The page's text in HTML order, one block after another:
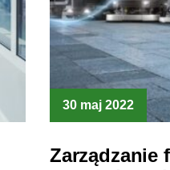
30 maj 2022
Zarządzanie